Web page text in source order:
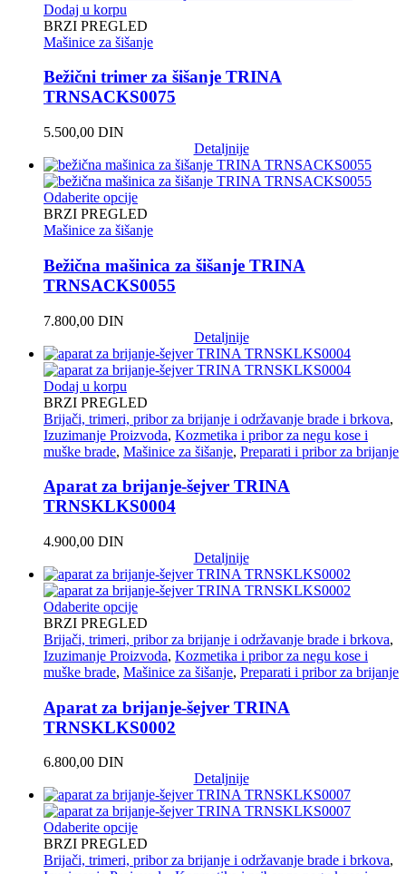
Dodaj u korpu
BRZI PREGLED
Mašinice za šišanje
Bežični trimer za šišanje TRINA
TRNSACKS0075
5.500,00 DIN
Detaljnije
Odaberite opcije
BRZI PREGLED
Mašinice za šišanje
Bežična mašinica za šišanje TRINA
TRNSACKS0055
7.800,00 DIN
Detaljnije
Dodaj u korpu
BRZI PREGLED
Brijači, trimeri, pribor za brijanje i održavanje brade i brkova,
Izuzimanje Proizvoda, Kozmetika i pribor za negu kose i
muške brade, Mašinice za šišanje, Preparati i pribor za brijanje
Aparat za brijanje-šejver TRINA
TRNSKLKS0004
4.900,00 DIN
Detaljnije
Odaberite opcije
BRZI PREGLED
Brijači, trimeri, pribor za brijanje i održavanje brade i brkova,
Izuzimanje Proizvoda, Kozmetika i pribor za negu kose i
muške brade, Mašinice za šišanje, Preparati i pribor za brijanje
Aparat za brijanje-šejver TRINA
TRNSKLKS0002
6.800,00 DIN
Detaljnije
Odaberite opcije
BRZI PREGLED
Brijači, trimeri, pribor za brijanje i održavanje brade i brkova,